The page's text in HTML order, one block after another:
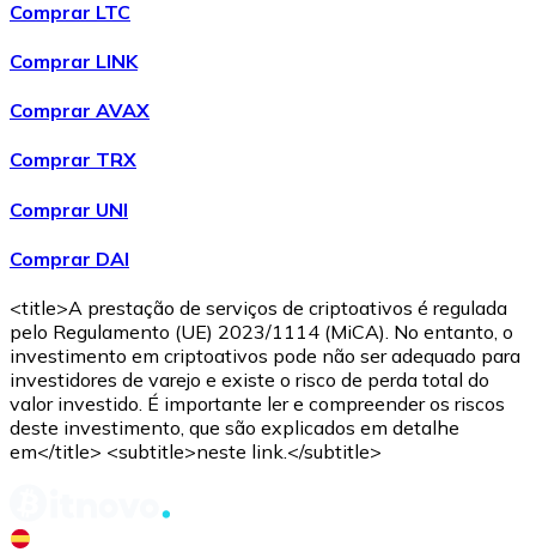
Comprar LTC
Comprar LINK
Comprar AVAX
Comprar TRX
Comprar UNI
Comprar DAI
<title>A prestação de serviços de criptoativos é regulada
pelo Regulamento (UE) 2023/1114 (MiCA). No entanto, o
investimento em criptoativos pode não ser adequado para
investidores de varejo e existe o risco de perda total do
valor investido. É importante ler e compreender os riscos
deste investimento, que são explicados em detalhe
em</title> <subtitle>neste link.</subtitle>